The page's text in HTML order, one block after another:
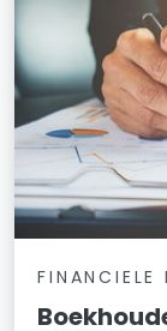
FINANCIELE